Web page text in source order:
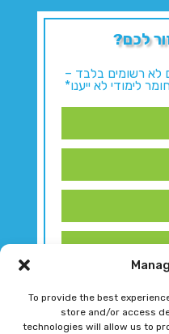
To provide the best
store and/or access
technologies will allow us to
לכם?
לא רשומים בלבד –
לימודי לא ייענו*